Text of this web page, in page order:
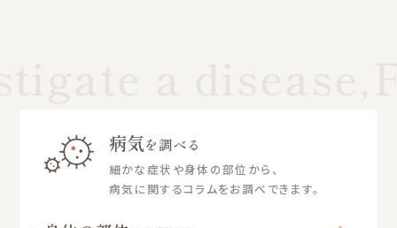
病気を調べる
細かな症状や身体の部位から、
病気に関するコラムをお調べできます。